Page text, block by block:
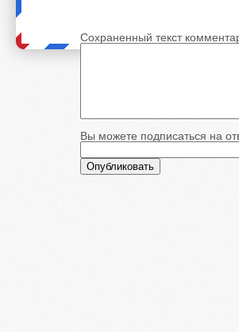
Сохраненный текст
Вы можете подписаться на